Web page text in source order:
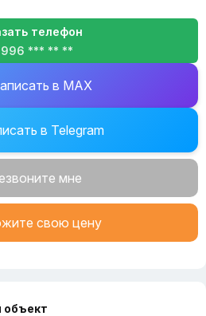
телефон
996 *** ** **
в MAX
в Telegram
мне
свою цену
объект